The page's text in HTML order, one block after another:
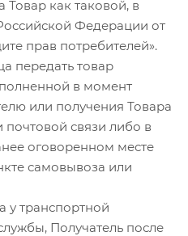
Товар как таковой, в
Федерации от
прав потребителей».
передать товар
в момент
или получения Товара
связи либо в
оговоренном месте
самовывоза или
у транспортной
Получатель после